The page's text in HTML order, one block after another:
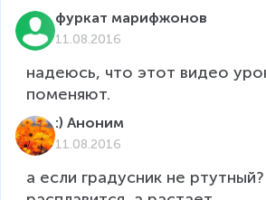
фуркат марифжонов
11.08.2016
надеюсь, что этот видео
поменяют.
:) Аноним
11.08.2016
а если градусник не